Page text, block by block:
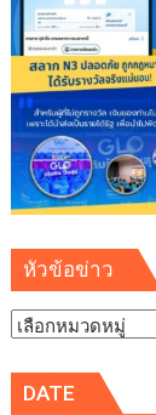
หัวข้อข่าว
หัวข้อ
DATE